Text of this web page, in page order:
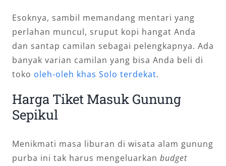
Esoknya, sambil memandang mentari yang
perlahan muncul, sruput kopi hangat Anda
dan santap camilan sebagai pelengkapnya. Ada
banyak varian camilan yang bisa Anda beli di
toko oleh-oleh khas Solo terdekat.
Harga Tiket Masuk Gunung
Sepikul
Menikmati masa liburan di wisata alam gunung
purba ini tak harus mengeluarkan budget